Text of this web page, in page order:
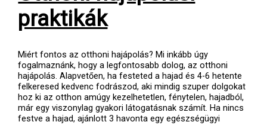
praktikák
Miért fontos az otthoni hajápolás? Mi inkább úgy
fogalmaznánk, hogy a legfontosabb dolog, az otthoni
hajápolás. Alapvetően, ha festeted a hajad és 4-6 hetente
felkeresed kedvenc fodrászod, aki mindig szuper dolgokat
hoz ki az otthon amúgy kezelhetetlen, fénytelen, hajadból,
már egy viszonylag gyakori látogatásnak számít. Ha nincs
festve a hajad, ajánlott 3 havonta egy egészségügyi